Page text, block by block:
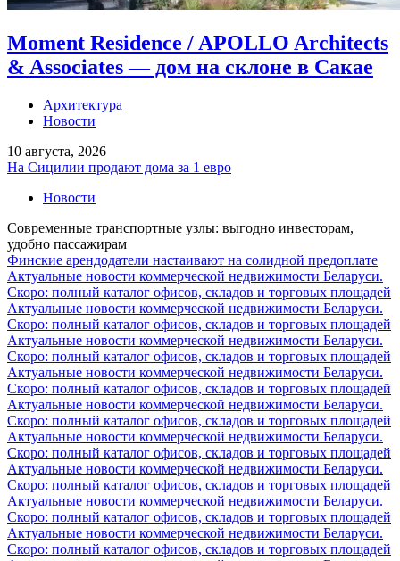
Moment Residence / APOLLO Architects
& Associates — дом на склоне в Сакае
Архитектура
Новости
10 августа, 2026
На Сицилии продают дома за 1 евро
Новости
Современные транспортные узлы: выгодно инвесторам,
удобно пассажирам
Финские арендодатели настаивают на солидной предоплате
Актуальные новости коммерческой недвижимости Беларуси.
Скоро: полный каталог офисов, складов и торговых площадей
Актуальные новости коммерческой недвижимости Беларуси.
Скоро: полный каталог офисов, складов и торговых площадей
Актуальные новости коммерческой недвижимости Беларуси.
Скоро: полный каталог офисов, складов и торговых площадей
Актуальные новости коммерческой недвижимости Беларуси.
Скоро: полный каталог офисов, складов и торговых площадей
Актуальные новости коммерческой недвижимости Беларуси.
Скоро: полный каталог офисов, складов и торговых площадей
Актуальные новости коммерческой недвижимости Беларуси.
Скоро: полный каталог офисов, складов и торговых площадей
Актуальные новости коммерческой недвижимости Беларуси.
Скоро: полный каталог офисов, складов и торговых площадей
Актуальные новости коммерческой недвижимости Беларуси.
Скоро: полный каталог офисов, складов и торговых площадей
Актуальные новости коммерческой недвижимости Беларуси.
Скоро: полный каталог офисов, складов и торговых площадей